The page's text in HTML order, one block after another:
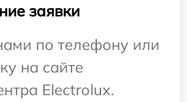
заявки
по телефону или
на сайте
Electrolux.